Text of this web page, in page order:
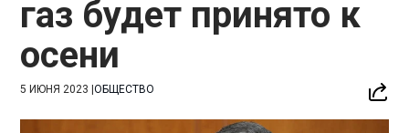
газ будет принято к
осени
5 ИЮНЯ 2023 |ОБЩЕСТВО